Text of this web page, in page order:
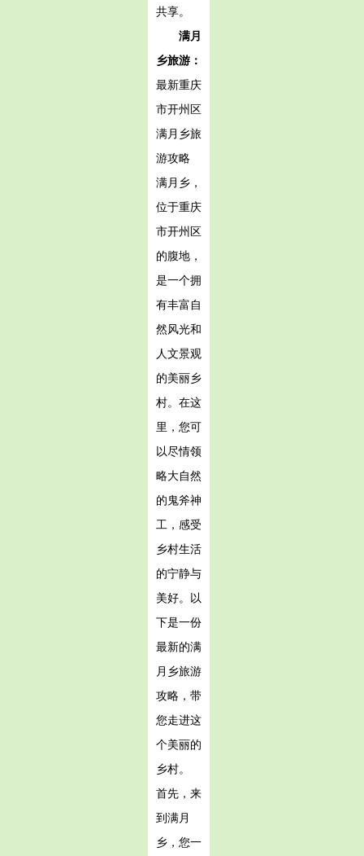
共享。
满月
乡旅游：
最新重庆
市开州区
满月乡旅
游攻略
满月乡，
位于重庆
市开州区
的腹地，
是一个拥
有丰富自
然风光和
人文景观
的美丽乡
村。在这
里，您可
以尽情领
略大自然
的鬼斧神
工，感受
乡村生活
的宁静与
美好。以
下是一份
最新的满
月乡旅游
攻略，带
您走进这
个美丽的
乡村。
首先，来
到满月
乡，您一